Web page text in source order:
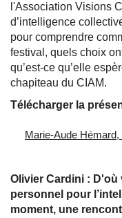
l'Association Visions
d’intelligence
pour comprendre
festival, quels choix
qu’est-ce qu’elle
chapiteau du CIAM.
Télécharger la
Marie-Aude
Olivier Cardini :
personnel pour
moment, une